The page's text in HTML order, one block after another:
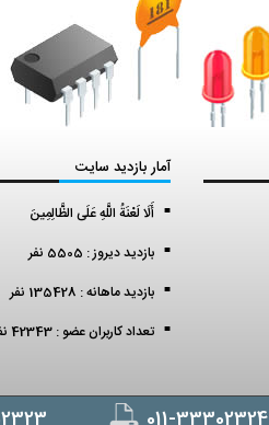
آمار بازدید سایت
أَلَا لَعْنَةُ اللَّهِ عَلَى الظَّالِمِينَ
بازدید دیروز : 5505 نفر
بازدید ماهانه : 135428 نفر
تعداد کاربران عضو : 42343 نفر
011-33302324